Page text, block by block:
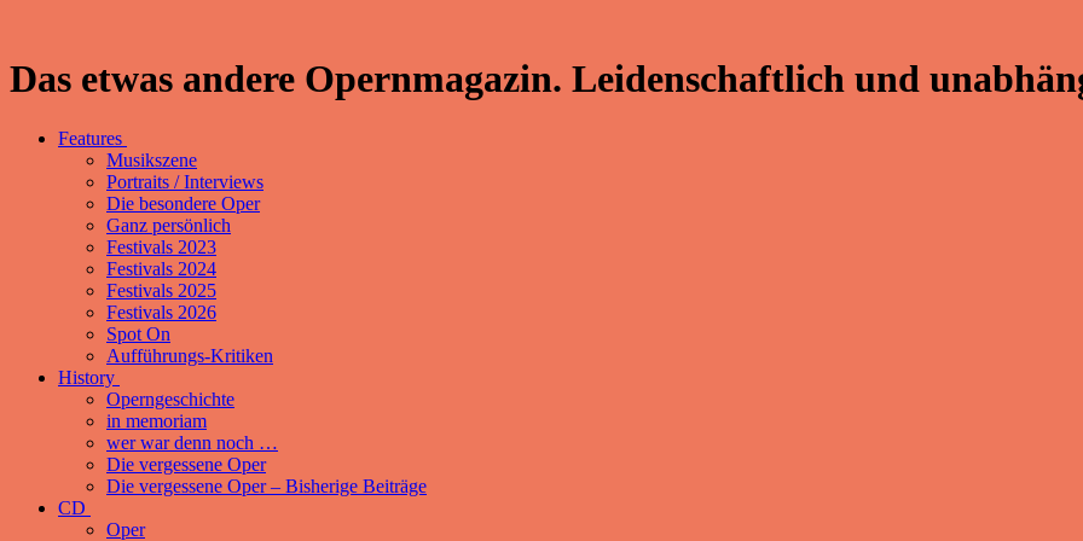
Das etwas andere Opernmagazin. Leidenschaftlich und
Features
Musikszene
Portraits / Interviews
Die besondere Oper
Ganz persönlich
Festivals 2023
Festivals 2024
Festivals 2025
Festivals 2026
Spot On
Aufführungs-Kritiken
History
Operngeschichte
in memoriam
wer war denn noch …
Die vergessene Oper
Die vergessene Oper – Bisherige Beiträge
CD
Oper